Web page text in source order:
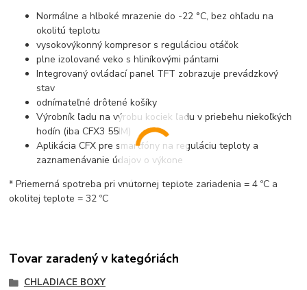
Normálne a hlboké mrazenie do -22 °C, bez ohľadu na
okolitú teplotu
vysokovýkonný kompresor s reguláciou otáčok
plne izolované veko s hliníkovými pántami
Integrovaný ovládací panel TFT zobrazuje prevádzkový
stav
odnímateľné drôtené košíky
Výrobník ľadu na výrobu kociek ľadu v priebehu niekoľkých
hodín (iba CFX3 55IM)
Aplikácia CFX pre smartfóny na reguláciu teploty a
zaznamenávanie údajov o výkone
* Priemerná spotreba pri vnútornej teplote zariadenia = 4 ºC a
okolitej teplote = 32 ºC
Tovar zaradený v kategóriách
CHLADIACE BOXY